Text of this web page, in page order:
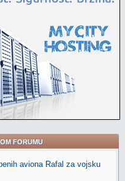
FORUMU
aviona Rafal za vojsku